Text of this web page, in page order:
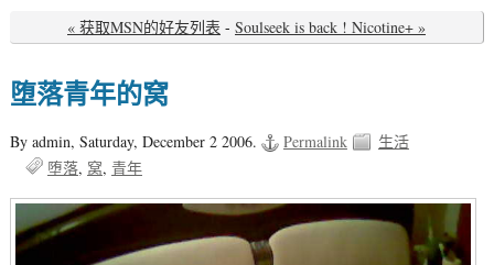
« 获取MSN的好友列表 - Soulseek is back ! Nicotine+ »
堕落青年的窝
By admin, Saturday, December 2 2006. Permalink
生活
堕落 窝 青年